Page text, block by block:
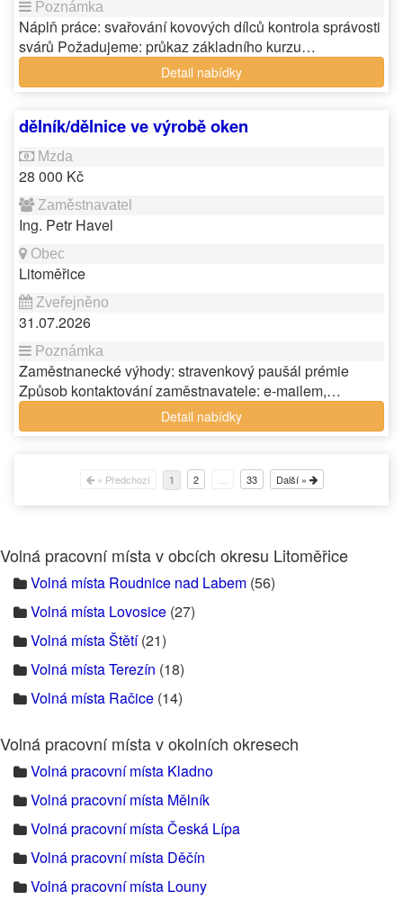
Náplň práce: svařování kovových dílců kontrola správosti
svárů Požadujeme: průkaz základního kurzu…
Detail nabídky
dělník/dělnice ve výrobě oken
28 000 Kč
Ing. Petr Havel
Litoměřice
31.07.2026
Zaměstnanecké výhody: stravenkový paušál prémie
Způsob kontaktování zaměstnavatele: e-mailem,…
Detail nabídky
« Předchozí 1 2 33 Další »
Volná pracovní místa v obcích okresu Litoměřice
Volná místa Roudnice nad Labem (56)
Volná místa Lovosice (27)
Volná místa Štětí(21)
Volná místa Terezín (18)
Volná místa Račice (14)
Volná pracovní místa v okolních okresech
Volná pracovní místa Kladno
Volná pracovní místa Mělník
Volná pracovní místa Česká Lípa
Volná pracovní místa Děčín
Volná pracovní místa Louny